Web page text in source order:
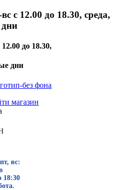
с 12.00 до 18.30, среда,
дни
до 18.30,
дни
магазин
вс:
18:30